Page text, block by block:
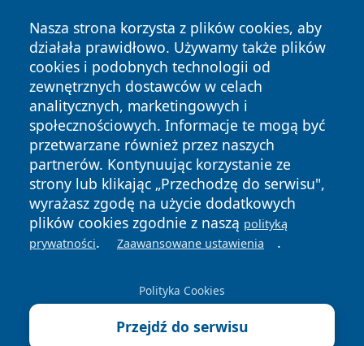
Nasza strona korzysta z plików cookies, aby
działała prawidłowo. Używamy także plików
cookies i podobnych technologii od
zewnętrznych dostawców w celach
analitycznych, marketingowych i
społecznościowych. Informacje te mogą być
przetwarzane również przez naszych
partnerów. Kontynuując korzystanie ze
strony lub klikając „Przechodzę do serwisu",
wyrażasz zgodę na użycie dodatkowych
plików cookies zgodnie z naszą polityką
prywatności. Zaawansowane ustawienia .
Polityka Cookies
Przejdź do serwisu
Copyright © 2026 newsynowodworskie.pl Wszystkie prawa
zastrzeżone.
News Autorzy
Polityka
Prywatności
Polityka
Cookies